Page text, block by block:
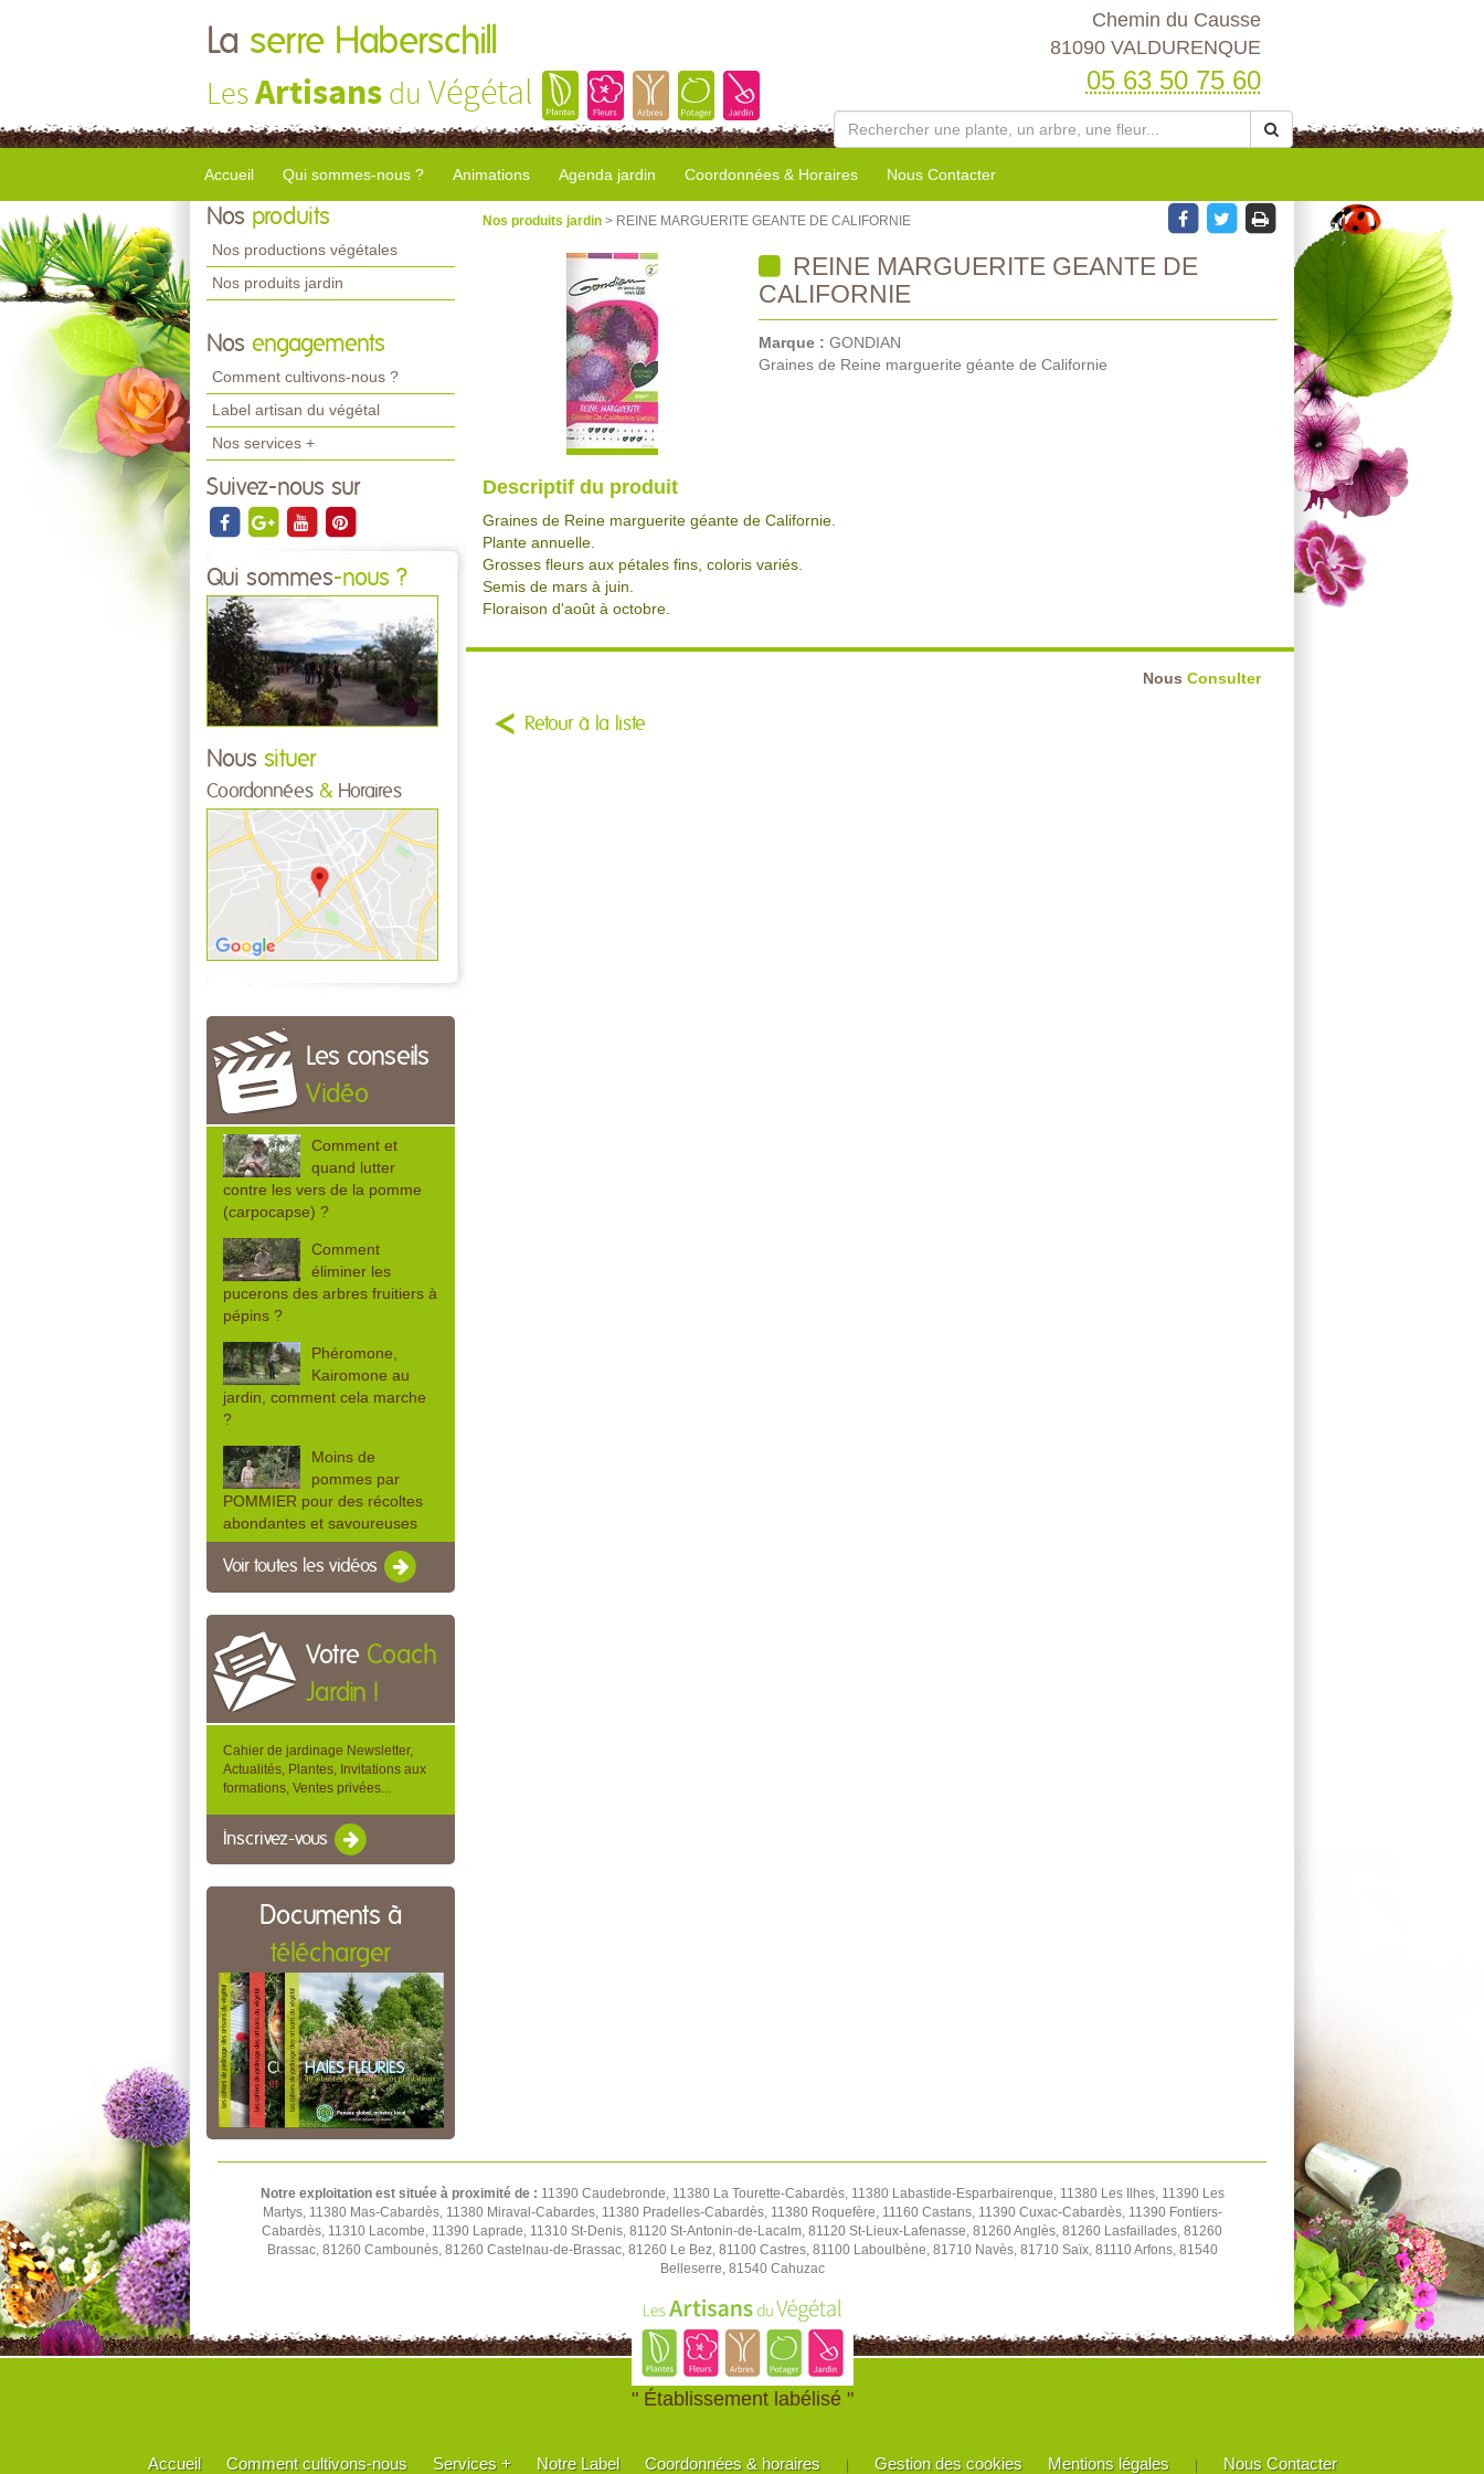
La serre Haberschill
LesArtisans du Végétal
Chemin du Causse
81090 VALDURENQUE
05 63 50 75 60
Accueil Qui sommes-nous ? Animations Agenda jardin Coordonnées & Horaires Nous Contacter
Nos produits
Nos productions végétales
Nos produits jardin
Nos engagements
Comment cultivons-nous ?
Label artisan du végétal
Nos services +
Suivez-nous sur
Qui sommes-nous ?
Nous situer
Coordonnées & Horaires
Les conseils
Vidéo
Comment et
quand lutter
contre les vers de la pomme
(carpocapse) ?
Comment
éliminer les
pucerons des arbres fruitiers à
pépins ?
Phéromone,
Kairomone au
jardin, comment cela marche
?
Moins de
pommes par
POMMIER pour des récoltes
abondantes et savoureuses
Voir toutes les vidéos
Votre Coach
Jardin !
Cahier de jardinage Newsletter,
Actualités, Plantes, Invitations aux
formations, Ventes privées...
Inscrivez-vous
Documents à
télécharger
Nos produits jardin > REINE MARGUERITE GEANTE DE CALIFORNIE
REINE MARGUERITE GEANTE DE
CALIFORNIE
Marque : GONDIAN
Graines de Reine marguerite géante de Californie
Descriptif du produit
Graines de Reine marguerite géante de Californie.
Plante annuelle.
Grosses fleurs aux pétales fins, coloris variés.
Semis de mars à juin.
Floraison d'août à octobre.
Nous Consulter
Retour à la liste
Notre exploitation est située à proximité de : 11390 Caudebronde, 11380 La Tourette-Cabardès, 11380 Labastide-Esparbairenque, 11380 Les Ilhes, 11390 Les
Martys, 11380 Mas-Cabardès, 11380 Miraval-Cabardes, 11380 Pradelles-Cabardès, 11380 Roquefère, 11160 Castans, 11390 Cuxac-Cabardès, 11390 Fontiers-
Cabardès, 11310 Lacombe, 11390 Laprade, 11310 St-Denis, 81120 St-Antonin-de-Lacalm, 81120 St-Lieux-Lafenasse, 81260 Anglès, 81260 Lasfaillades, 81260
Brassac, 81260 Cambounès, 81260 Castelnau-de-Brassac, 81260 Le Bez, 81100 Castres, 81100 Laboulbène, 81710 Navès, 81710 Saïx, 81110 Arfons, 81540
Belleserre, 81540 Cahuzac
" Établissement labélisé "
Accueil Comment cultivons-nous Services + Notre Label Coordonnées & horaires Gestion des cookies Mentions légales Nous Contacter